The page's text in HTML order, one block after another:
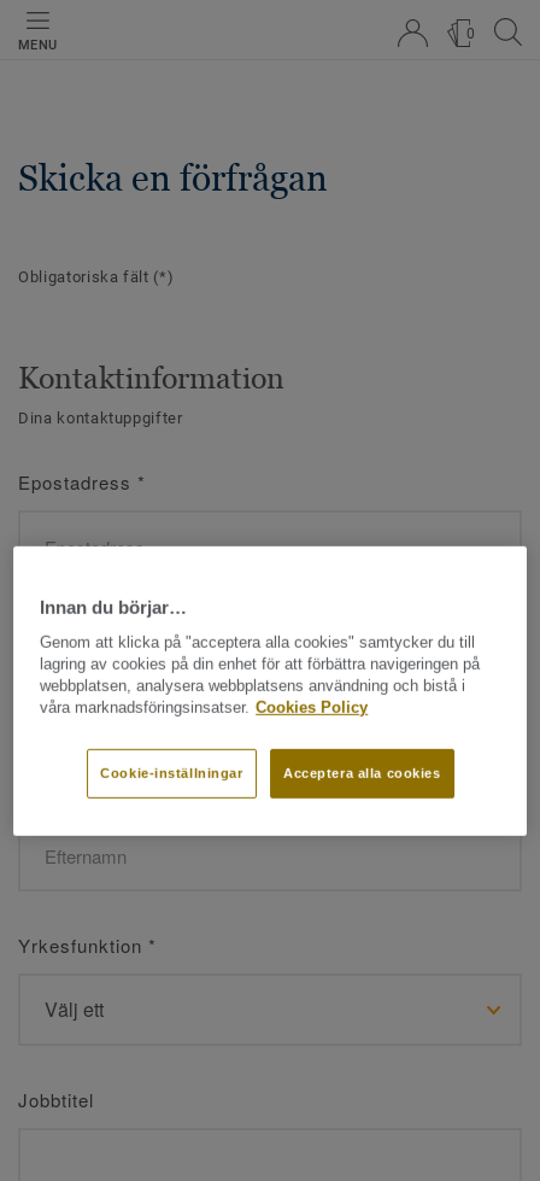
MENU
0
Skicka en förfrågan
Obligatoriska fält (*)
Kontaktinformation
Dina kontaktuppgifter
Epostadress *
Namn*
Efternamn*
Yrkesfunktion *
Jobbtitel
Innan du börjar…
Genom att klicka på "acceptera alla cookies" samtycker du till
lagring av cookies på din enhet för att förbättra navigeringen på
webbplatsen, analysera webbplatsens användning och bistå i
våra marknadsföringsinsatser. Cookies Policy
Acceptera alla cookies
Cookie-inställningar